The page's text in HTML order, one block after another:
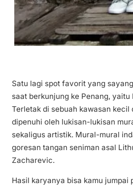
Satu lagi spot favorit yang
saat berkunjung ke Penang, yaitu
Terletak di sebuah kawasan kecil
dipenuhi oleh lukisan-lukisan
sekaligus artistik. Mural-mural
goresan tangan seniman asal
Zacharevic.
Hasil karyanya bisa kamu jumpai